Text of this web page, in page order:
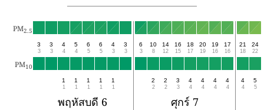
PM2.5
3
3
3
3
4
4
5
4
6
5
6
5
4
3
3
3
6
3
10
8
14
12
16
15
18
17
20
19
19
16
17
16
21
18
24
22
PM10
1
1
1
1
1
1
1
1
1
1
2
2
2
2
3
3
4
4
4
4
4
4
4
4
4
4
5
5
พฤหัสบดี 6 ศุกร์ 7